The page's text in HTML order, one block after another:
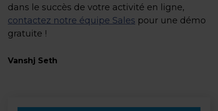
dans le succès de votre activité en ligne,
contactez notre équipe Sales pour une démo
gratuite !
Vanshj Seth